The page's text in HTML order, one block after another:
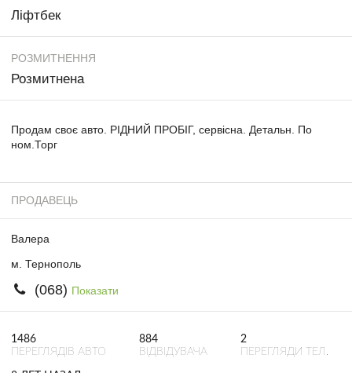
Ліфтбек
РОЗМИТНЕННЯ
Розмитнена
Продам своє авто. РІДНИЙ ПРОБІГ, сервісна. Детальн. По
ном.Торг
ПРОДАВЕЦЬ
Валера
м. Тернополь
(068) Показати
1486
ПЕРЕГЛЯДІВ АВТО
884
ВІДВІДУВАЧА
2
ПЕРЕГЛЯДИ ТЕЛ.